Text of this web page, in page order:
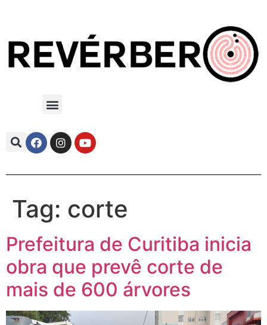
Tag: corte
Prefeitura de Curitiba inicia
obra que prevê corte de
mais de 600 árvores